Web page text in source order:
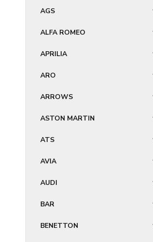
AGS
ALFA ROMEO
APRILIA
ARO
ARROWS
ASTON MARTIN
ATS
AVIA
AUDI
BAR
BENETTON